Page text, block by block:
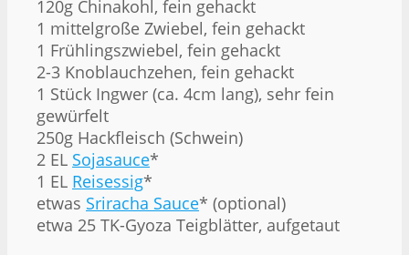
120g Chinakohl, fein gehackt
1 mittelgroße Zwiebel, fein gehackt
1 Frühlingszwiebel, fein gehackt
2-3 Knoblauchzehen, fein gehackt
1 Stück Ingwer (ca. 4cm lang), sehr fein
gewürfelt
250g Hackfleisch (Schwein)
2 EL Sojasauce*
1 EL Reisessig*
etwas Sriracha Sauce* (optional)
etwa 25 TK-Gyoza Teigblätter, aufgetaut